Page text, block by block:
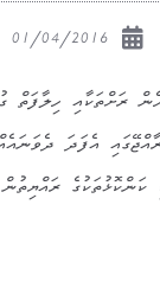
ރަށްތަކާއި ހިލާފަތް
އެފަދަ